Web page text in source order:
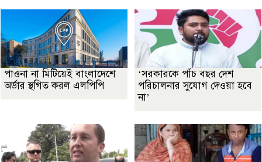
পাওনা না মিটিয়েই বাংলাদেশে
অর্ডার স্থগিত করল এলপিপি
‘সরকারকে পাঁচ বছর দেশ
পরিচালনার সুযোগ দেওয়া হবে
না’